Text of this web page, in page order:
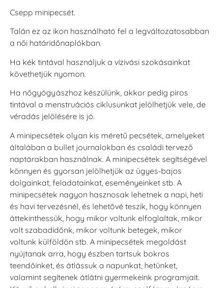
Csepp minipecsét.
Talán ez az ikon használható fel a legváltozatosabban
a női határidőnaplókban.
Ha kék tintával használjuk a vízivási szokásainkat
követhetjük nyomon.
Ha nőgyógyászhoz készülünk, akkor pedig piros
tintával a menstruációs ciklusunkat jelölhetjük vele, de
véradás jelölésére is jó.
A minipecsétek olyan kis méretű pecsétek, amelyeket
általában a bullet journalokban és családi tervező
naptárakban használnak. A minipecsétek segítségével
könnyen és gyorsan jelölhetjük az ügyes-bajos
dolgainkat, feladatainkat, eseményeinket stb. A
minipecsétek nagyon hasznosak lehetnek a napi, heti
és havi tervezésnél, és lehetővé teszik, hogy könnyen
áttekinthessük, hogy mikor voltunk elfoglaltak, mikor
volt szabadidőnk, mikor voltunk betegek, mikor
voltunk külföldön stb. A minipecsétek megoldást
nyújtanak arra, hogy észben tartsuk bokros
teendőinket, és átlássuk a napunkat, hetünket,
valamint segítenek átlátni gyermekeink programjait.